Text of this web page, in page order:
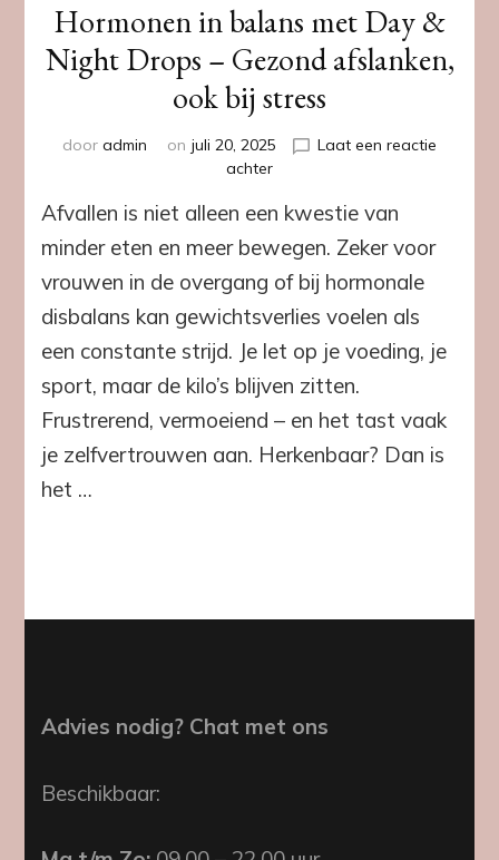
Hormonen in balans met Day &
Night Drops – Gezond afslanken,
ook bij stress
door admin on juli 20, 2025
Laat een reactie
achterop
in
met
Day
Drops
–
afslanken,
ook
Afvallen is niet alleen een kwestie van
minder eten en meer bewegen. Zeker voor
vrouwen in de overgang of bij hormonale
disbalans kan gewichtsverlies voelen als
een constante strijd. Je let op je voeding, je
sport, maar de kilo’s blijven zitten.
Frustrerend, vermoeiend – en het tast vaak
je zelfvertrouwen aan. Herkenbaar? Dan is
het …
Advies nodig? Chat met ons
Beschikbaar: